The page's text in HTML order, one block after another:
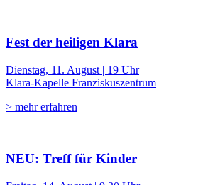
Fest der heiligen Klara
Dienstag, 11. August | 19 Uhr
Klara-Kapelle Franziskuszentrum
> mehr erfahren
NEU: Treff für Kinder